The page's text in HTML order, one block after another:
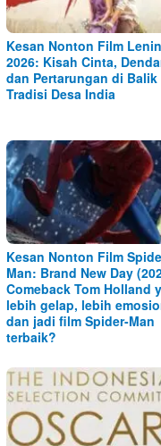
Kesan Nonton Film Lenin
2026: Kisah Cinta,
dan Pertarungan di Balik
Tradisi Desa India
Kesan Nonton Film
Man: Brand New Day
Comeback Tom Holland
lebih gelap, lebih
dan jadi film Spider-Man
terbaik?